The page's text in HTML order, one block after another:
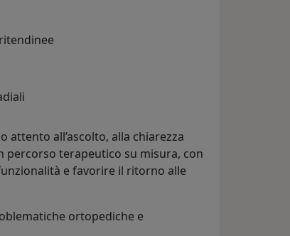
attento all’ascolto, alla chiarezza
percorso terapeutico su misura, con
e favorire il ritorno alle
ortopediche e